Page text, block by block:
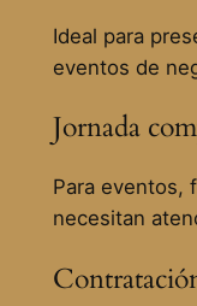
Ideal para
eventos de
Jornada
Para eventos,
necesitan